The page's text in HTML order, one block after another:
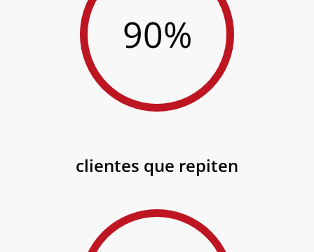
90%
clientes que repiten